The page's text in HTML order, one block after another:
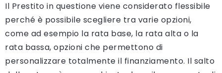
Il Prestito in questione viene considerato flessibile
perché è possibile scegliere tra varie opzioni,
come ad esempio la rata base, la rata alta o la
rata bassa, opzioni che permettono di
personalizzare totalmente il finanziamento. Il salto